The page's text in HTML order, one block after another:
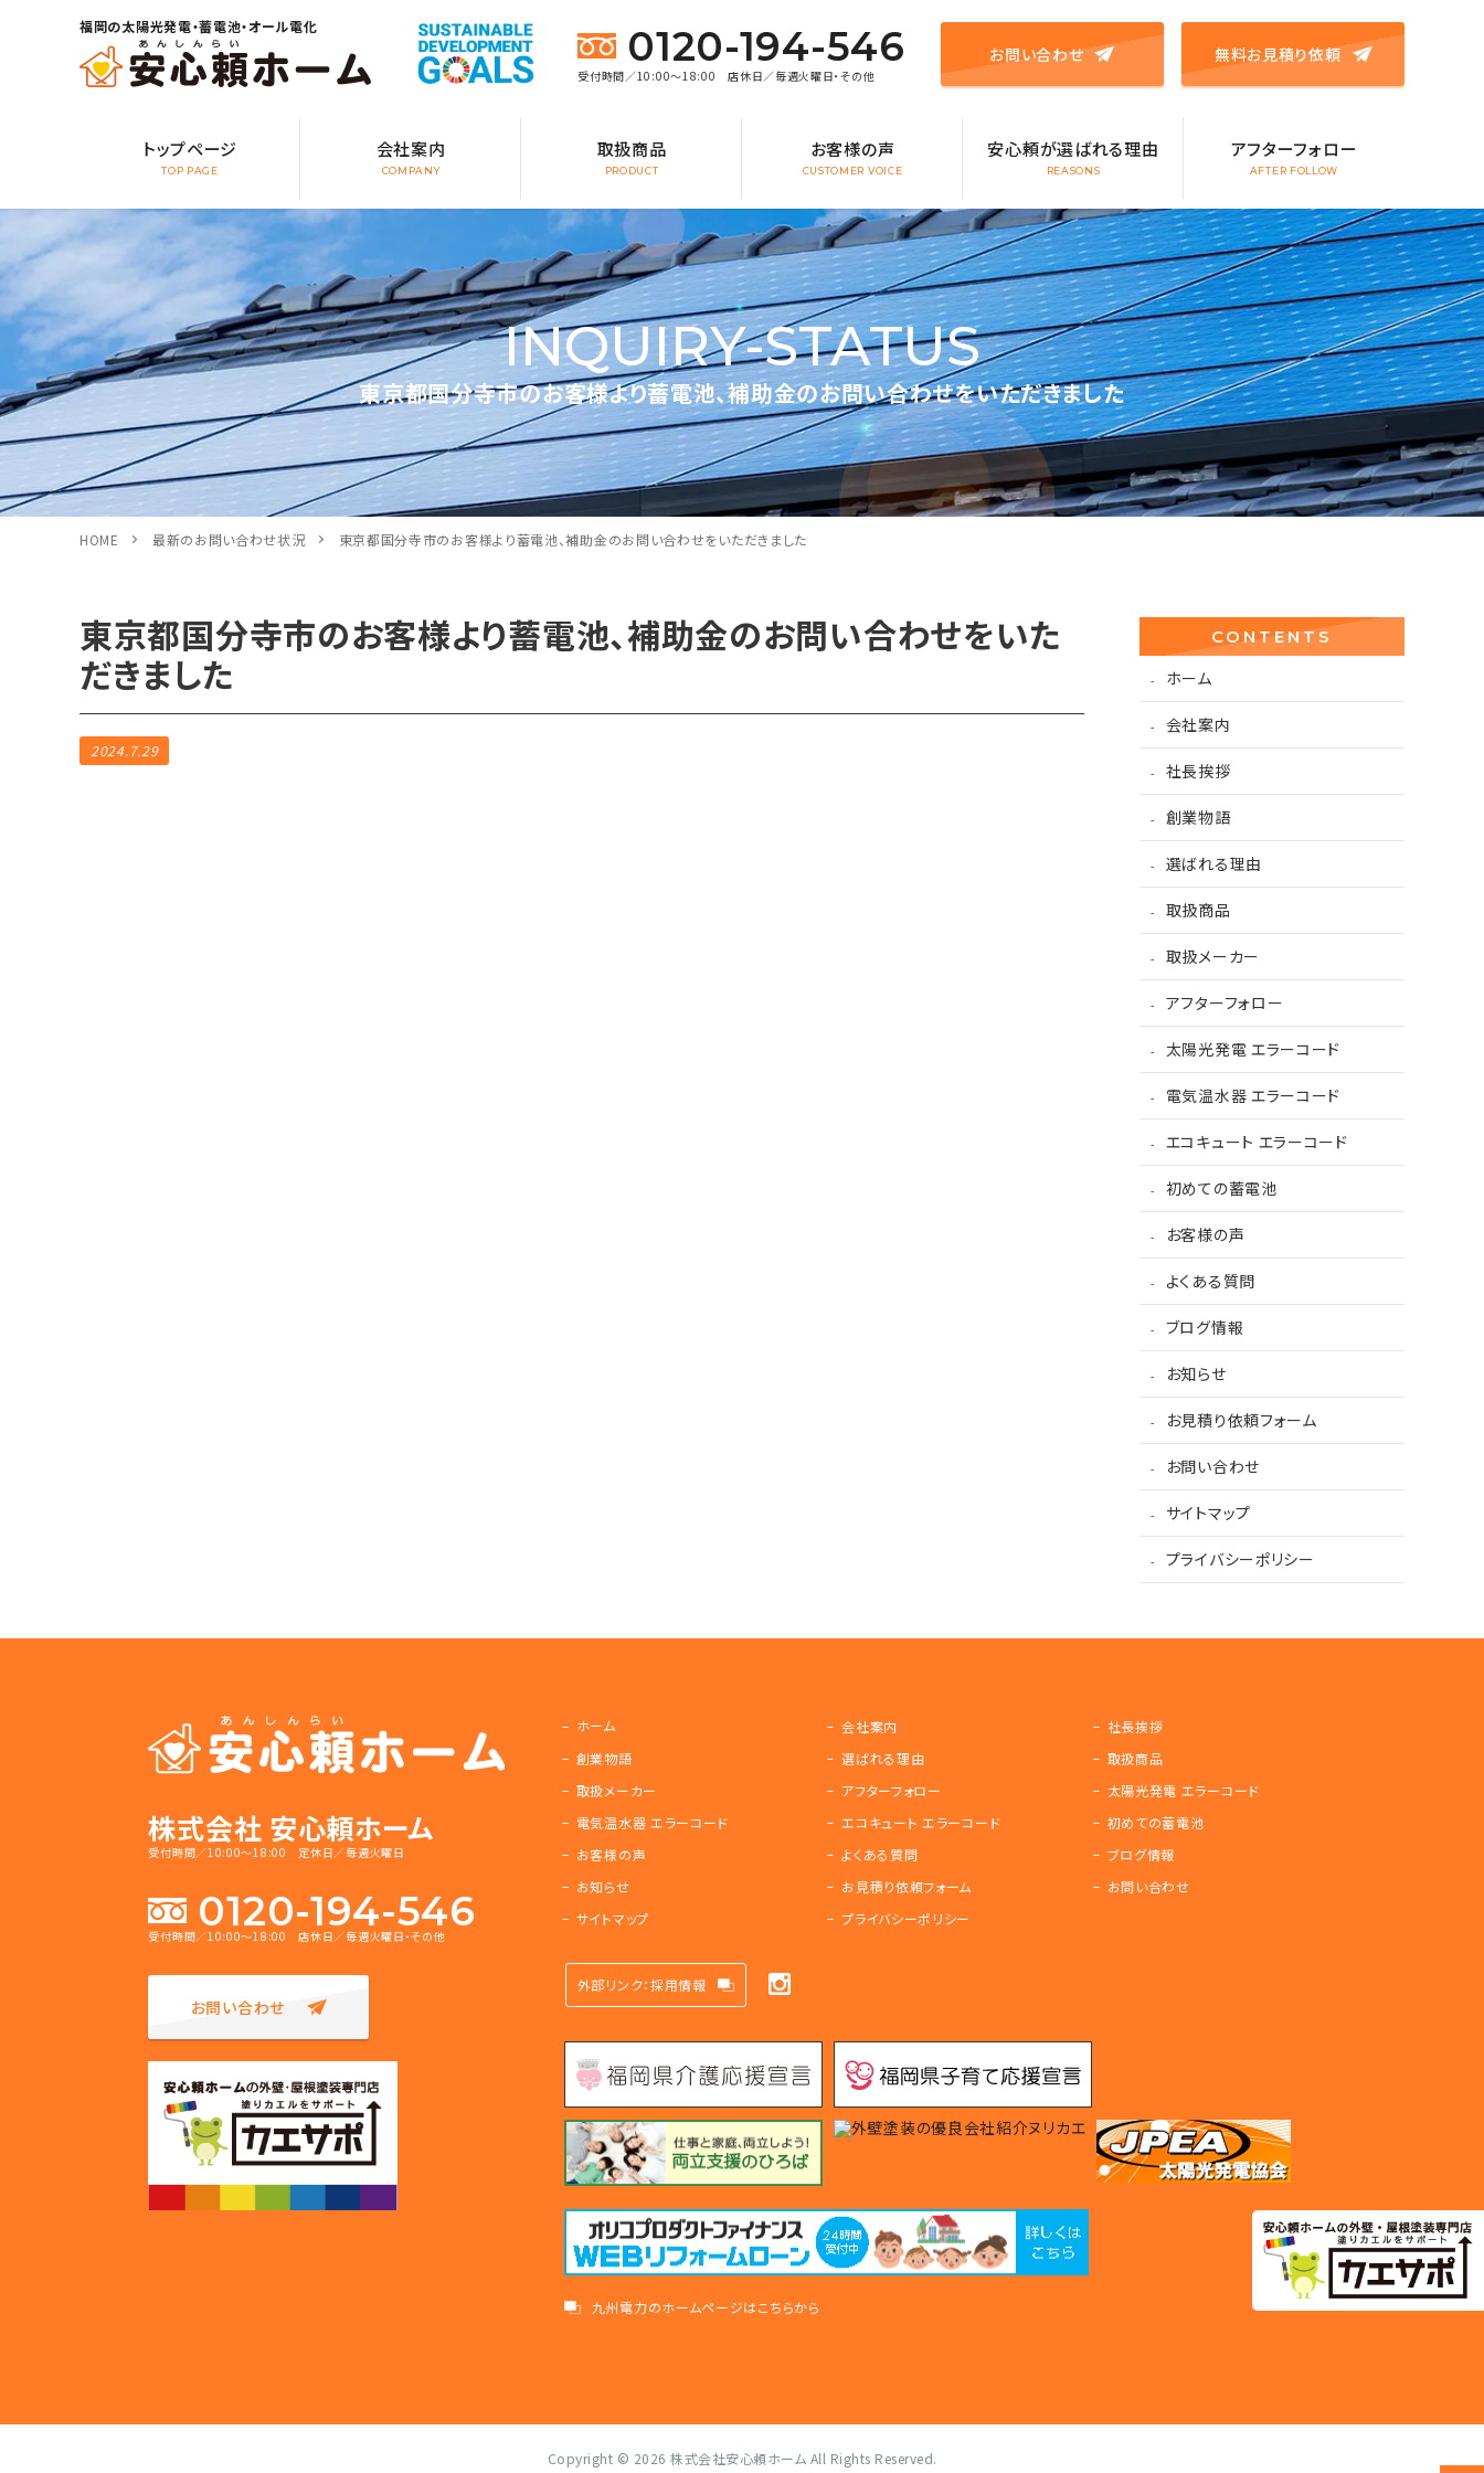
福岡の太陽光発電・蓄電池・オール電化 0120-194-546
受付時間／10:00～18:00 店休日／毎週火曜日・その他
お問い合わせ 無料お見積り依頼
トップページ
TOP PAGE
会社案内
COMPANY
取扱商品
PRODUCT
お客様の声
CUSTOMER VOICE
安心頼が選ばれる理由
REASONS
アフターフォロー
AFTER FOLLOW
INQUIRY-STATUS
東京都国分寺市のお客様より蓄電池、補助金のお問い合わせをいただきました
HOME 最新のお問い合わせ状況 東京都国分寺市のお客様より蓄電池、補助金のお問い合わせをいただきました
東京都国分寺市のお客様より蓄電池、補助金のお問い合わせをいた
だきました
2024.7.29
CONTENTS
ホーム
会社案内
社長挨拶
創業物語
選ばれる理由
取扱商品
取扱メーカー
アフターフォロー
太陽光発電 エラーコード
電気温水器 エラーコード
エコキュート エラーコード
初めての蓄電池
お客様の声
よくある質問
ブログ情報
お知らせ
お見積り依頼フォーム
お問い合わせ
サイトマップ
プライバシーポリシー
株式会社 安心頼ホーム
受付時間／10:00～18:00 定休日／毎週火曜日
0120-194-546
受付時間／10:00～18:00 店休日／毎週火曜日・その他
お問い合わせ
ホーム 会社案内
社長挨拶
創業物語
選ばれる理由
取扱商品
取扱メーカー
アフターフォロー
太陽光発電 エラーコード
電気温水器 エラーコード
エコキュート エラーコード
初めての蓄電池
お客様の声
よくある質問
ブログ情報
お知らせ
お見積り依頼フォーム
お問い合わせ
サイトマップ
プライバシーポリシー
外部リンク：採用情報
九州電力のホームページはこちらから
Copyright © 2026 株式会社安心頼ホーム All Rights Reserved.